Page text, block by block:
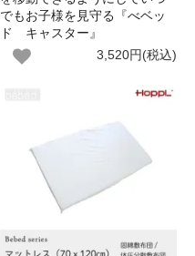
でもお子様を見守る『べベッ
ド キャスター』
3,520円(税込)